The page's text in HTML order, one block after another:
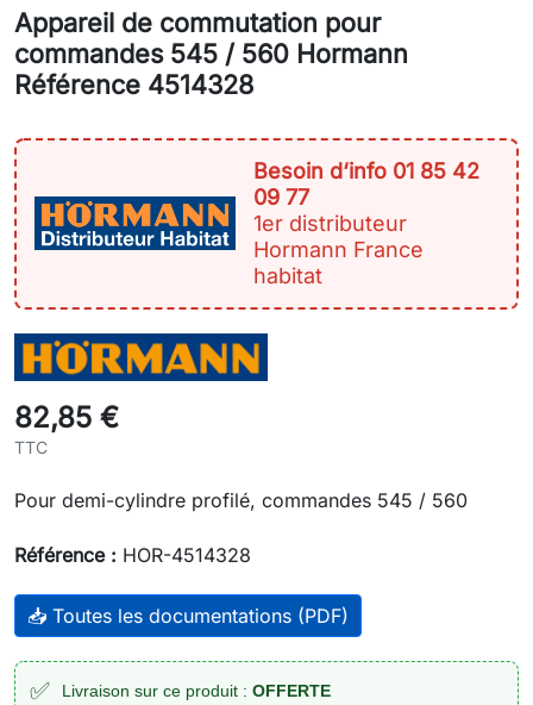
Appareil de commutation pour
commandes 545 / 560 Hormann
Référence 4514328
Besoin d‘info 01 85 42
09 77
1er distributeur
Hormann France
habitat
82,85 €
TTC
Pour demi-cylindre profilé, commandes 545 / 560
Référence : HOR-4514328
📥 Toutes les documentations (PDF)
✅ Livraison sur ce produit : OFFERTE